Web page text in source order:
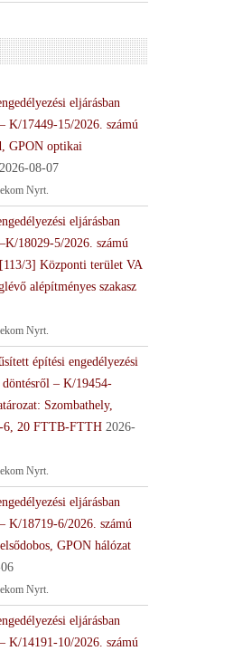
eljárásban
K/17449-15/2026. számú
GPON optikai
2026-08-07
Nyrt.
eljárásban
18029-5/2026. számú
3] Központi terület VA
alépítményes szakasz
Nyrt.
építési engedélyezési
döntésről – K/19454-
Szombathely,
6, 20 FTTB-FTTH 2026-
Nyrt.
eljárásban
K/18719-6/2026. számú
GPON hálózat
Nyrt.
eljárásban
K/14191-10/2026. számú